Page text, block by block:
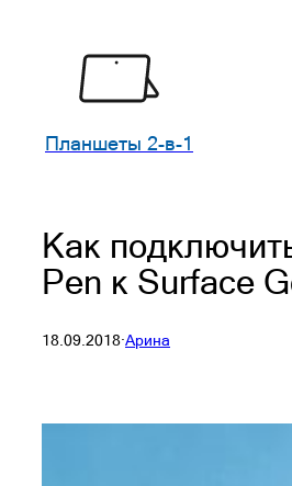
Планшеты 2-в-1
Как
Pen к Surface
18.09.2018·Арина